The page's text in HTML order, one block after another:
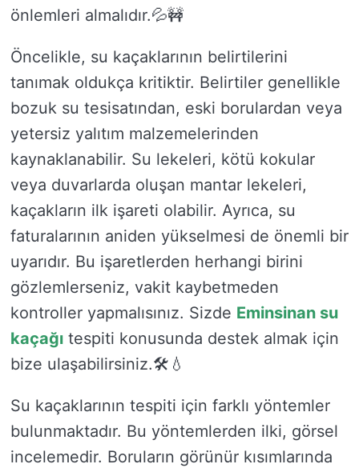
önlemleri almalıdır.💦🚧
Öncelikle, su kaçaklarının belirtilerini
tanımak oldukça kritiktir. Belirtiler genellikle
bozuk su tesisatından, eski borulardan veya
yetersiz yalıtım malzemelerinden
kaynaklanabilir. Su lekeleri, kötü kokular
veya duvarlarda oluşan mantar lekeleri,
kaçakların ilk işareti olabilir. Ayrıca, su
faturalarının aniden yükselmesi de önemli bir
uyarıdır. Bu işaretlerden herhangi birini
gözlemlerseniz, vakit kaybetmeden
kontroller yapmalısınız. Sizde Eminsinan su
kaçağı tespiti konusunda destek almak için
bize ulaşabilirsiniz.🛠️💧
Su kaçaklarının tespiti için farklı yöntemler
bulunmaktadır. Bu yöntemlerden ilki, görsel
incelemedir. Boruların görünür kısımlarında